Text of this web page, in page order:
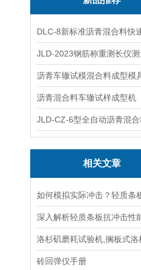
沥青车辙试模混合料成型模
沥青混合料车辙试样成型机
相关文章
砖回弹仪手册